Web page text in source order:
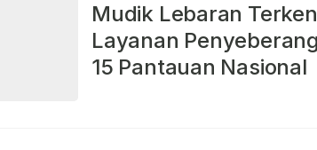
Mudik Lebaran
Layanan
15 Pantauan Nasional